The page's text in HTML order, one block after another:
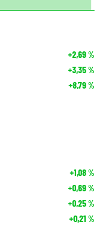
+2,69%
+3,35%
+8,79%
+1,08%
+0,69%
+0,25%
+0,21 %